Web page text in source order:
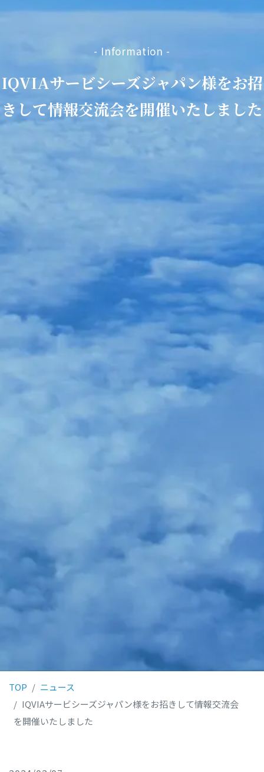
- Information -
IQVIAサービシーズジャパン様をお招
きして情報交流会を開催いたしました
TOP
ニュース
IQVIAサービシーズジャパン様をお招きして情報交流会
を開催いたしました